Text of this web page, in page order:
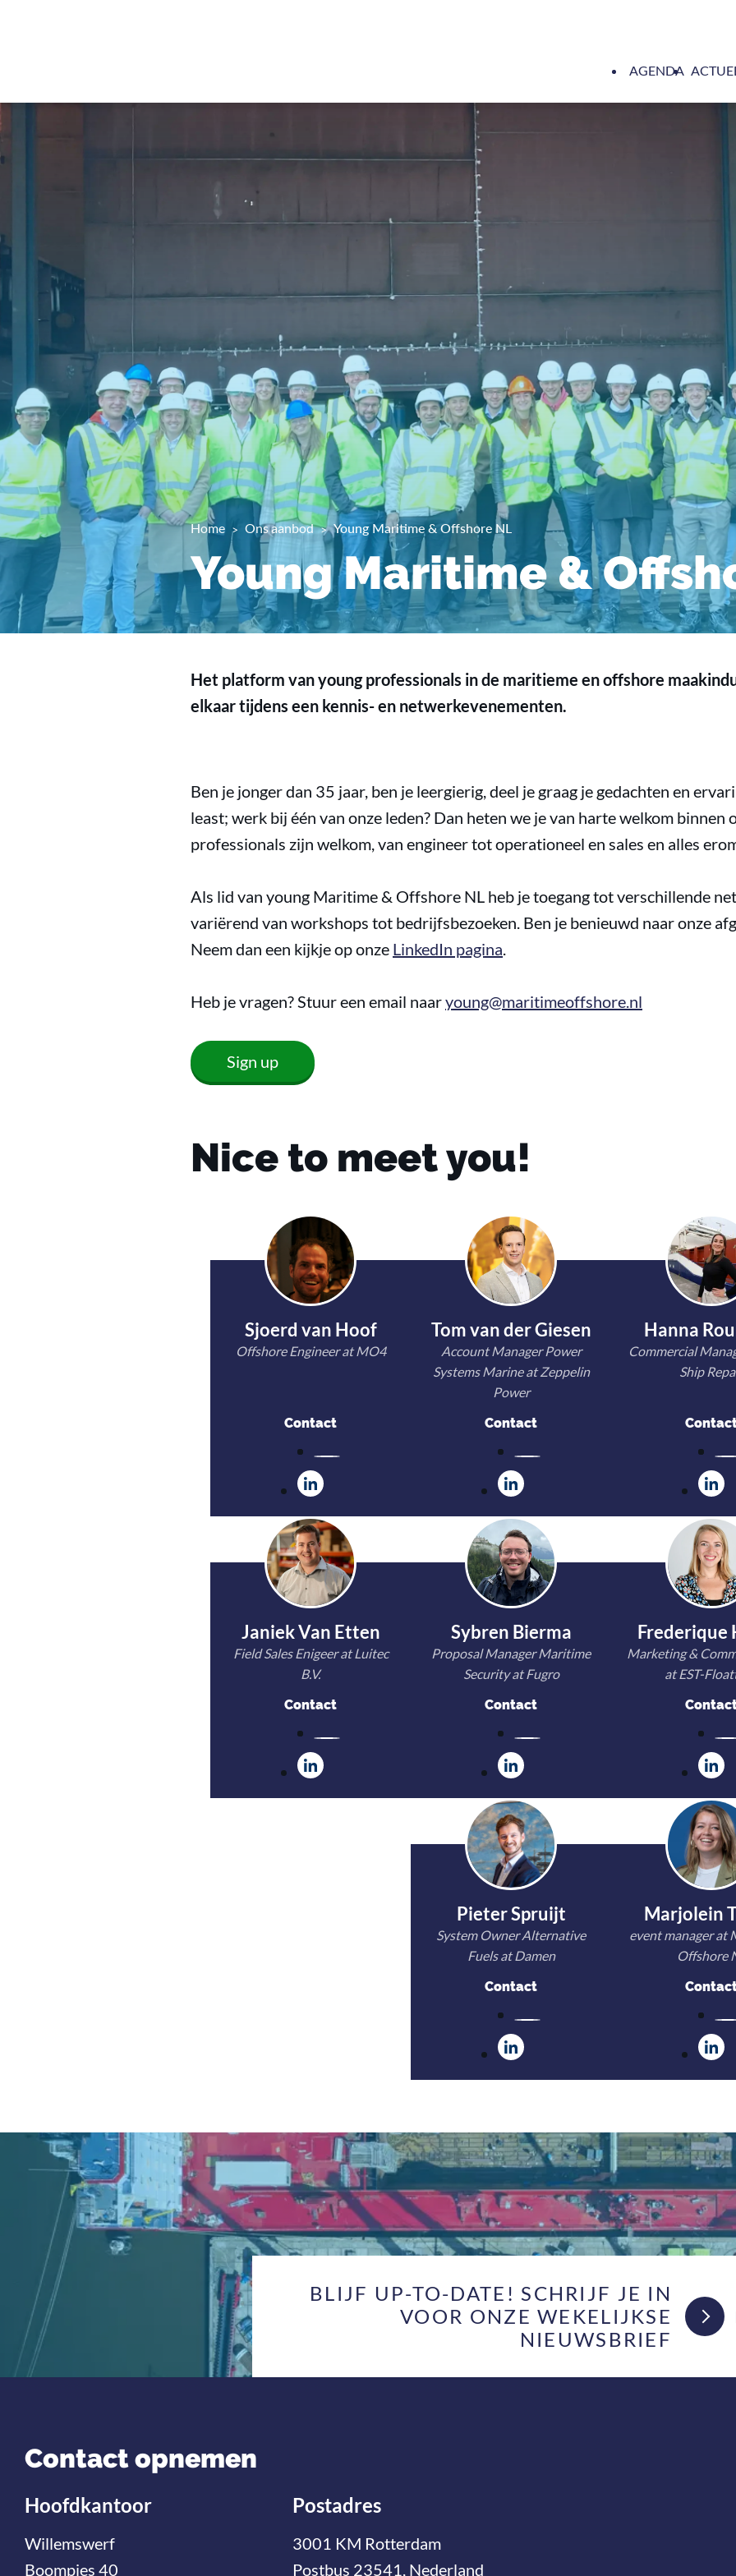
AGENDA
Home Ons aanbod Young Maritime & Offshore NL
Young Maritime &
Het platform van young professionals in de maritieme en offshore
elkaar tijdens een kennis- en netwerkevenementen.
Ben je jonger dan 35 jaar, ben je leergierig, deel je graag je gedachten en
least; werk bij één van onze leden? Dan heten we je van harte welkom binnen
professionals zijn welkom, van engineer tot operationeel en sales en alles
Als lid van young Maritime & Offshore NL heb je toegang tot verschillende
variërend van workshops tot bedrijfsbezoeken. Ben je benieuwd naar onze
Neem dan een kijkje op onze LinkedIn pagina.
Heb je vragen? Stuur een email naaryoung@maritimeoffshore.nl
Sign up
Nice to meet you!
Sjoerd van Hoof
Offshore Engineer at MO4
Contact
Tom van der Giesen
Account Manager Power
Systems Marine at Zeppelin
Power
Contact
Hanna
Commercial
Ship
Janiek Van Etten
Field Sales Enigeer at Luitec
B.V.
Contact
Sybren Bierma
Proposal Manager Maritime
Security at Fugro
Contact
Frederique
Marketing &
at EST-
Pieter Spruijt
System Owner Alternative
Fuels at Damen
Contact
Marjolein
event manager at
Offshore
BLIJF UP-TO-DATE! SCHRIJF JE IN
VOOR ONZE WEKELIJKSE
NIEUWSBRIEF
Contact opnemen
Hoofdkantoor
Willemswerf
Boompjes 40
Postadres
3001 KM Rotterdam
Postbus 23541, Nederland